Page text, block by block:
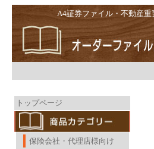
A4証券ファイル・不動産
トップページ
保険会社・代理店様向け